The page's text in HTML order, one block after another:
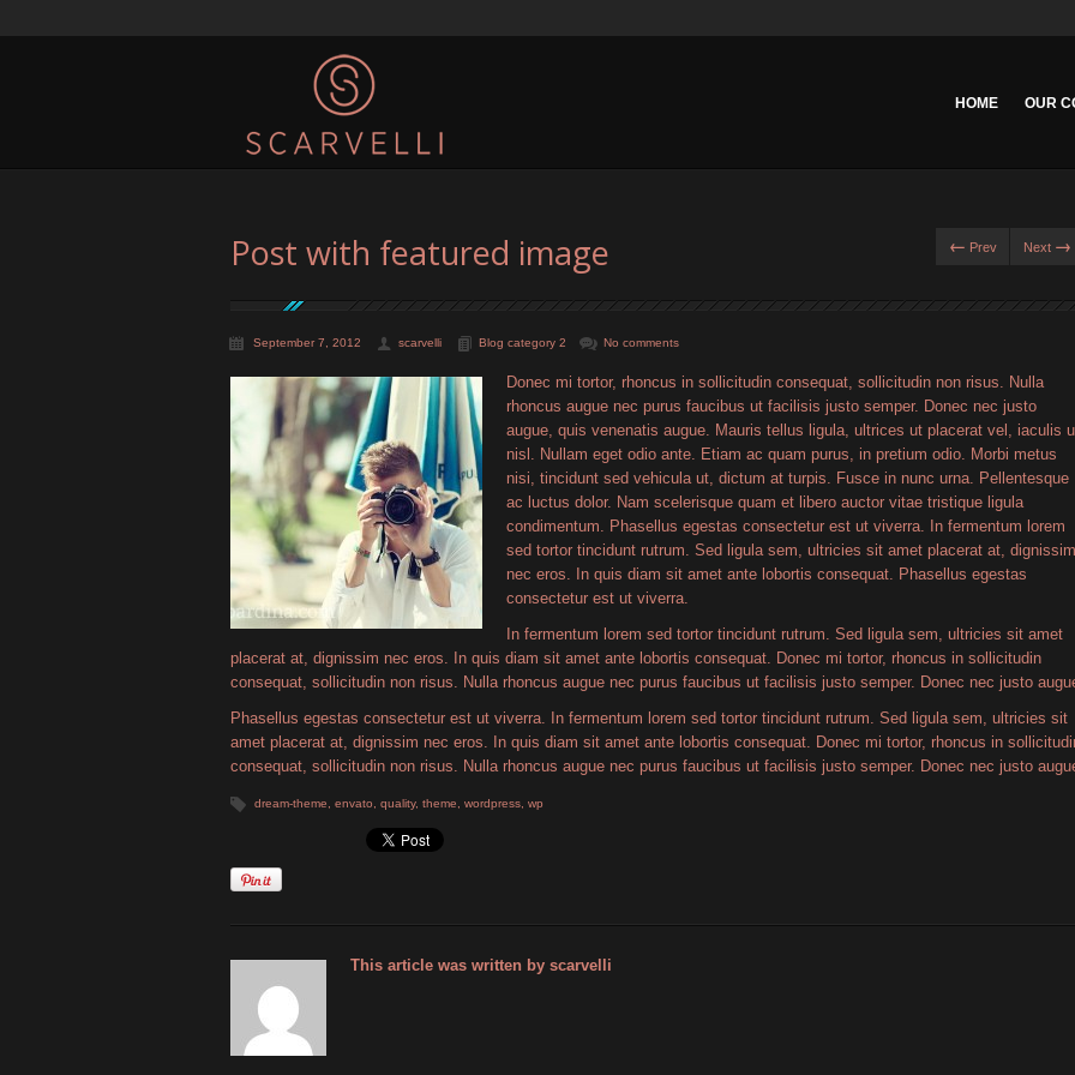
HOME OUR
Post with featured image ← Prev Next →
September 7, 2012 scarvelli Blog category 2 No comments
Donec mi tortor, rhoncus in sollicitudin consequat, sollicitudin non risus. Nulla
rhoncus augue nec purus faucibus ut facilisis justo semper. Donec nec justo
augue, quis venenatis augue. Mauris tellus ligula, ultrices ut placerat vel, iaculis
nisl. Nullam eget odio ante. Etiam ac quam purus, in pretium odio. Morbi metus
nisi, tincidunt sed vehicula ut, dictum at turpis. Fusce in nunc urna. Pellentesque
ac luctus dolor. Nam scelerisque quam et libero auctor vitae tristique ligula
condimentum. Phasellus egestas consectetur est ut viverra. In fermentum lorem
sed tortor tincidunt rutrum. Sed ligula sem, ultricies sit amet placerat at, dignissim
nec eros. In quis diam sit amet ante lobortis consequat. Phasellus egestas
consectetur est ut viverra.
In fermentum lorem sed tortor tincidunt rutrum. Sed ligula sem, ultricies sit amet
placerat at, dignissim nec eros. In quis diam sit amet ante lobortis consequat. Donec mi tortor, rhoncus in sollicitudin
consequat, sollicitudin non risus. Nulla rhoncus augue nec purus faucibus ut facilisis justo semper. Donec nec justo
Phasellus egestas consectetur est ut viverra. In fermentum lorem sed tortor tincidunt rutrum. Sed ligula sem, ultricies sit
amet placerat at, dignissim nec eros. In quis diam sit amet ante lobortis consequat. Donec mi tortor, rhoncus in
consequat, sollicitudin non risus. Nulla rhoncus augue nec purus faucibus ut facilisis justo semper. Donec nec justo
dream-theme envato quality, theme wordpress wp
This article was written by scarvelli